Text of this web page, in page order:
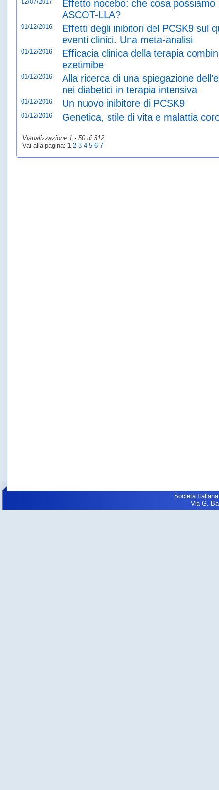
12/07/2017
Effetto nocebo: che cosa
ASCOT-LLA?
01/12/2016
Effetti degli inibitori del PCSK9 sul
eventi clinici. Una meta-analisi
01/12/2016
Efficacia clinica della terapia
ezetimibe
01/12/2016
Alla ricerca di una spiegazione
nei diabetici in terapia intensiva
01/12/2016 Un nuovo inibitore di PCSK9
01/12/2016 Genetica, stile di vita e malattia
Visualizzazione 1 - 50 di 312
Vai alla pagina: 1 2 3 4 5 6 7
Società
Via G.